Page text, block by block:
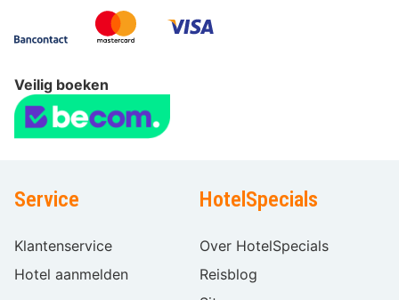
Veilig boeken
Service
Klantenservice
Hotel aanmelden
HotelSpecials
Over HotelSpecials
Reisblog